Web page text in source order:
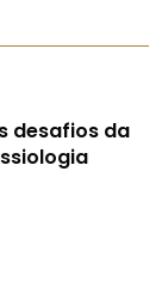
desafios da